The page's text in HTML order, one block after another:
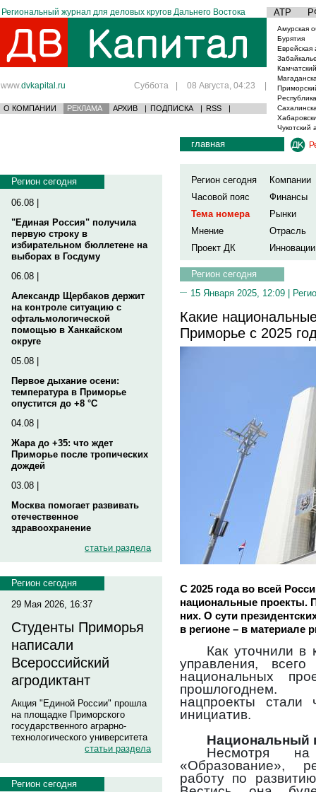
Региональный журнал для деловых кругов Дальнего Востока АТР
www.dvkapital.ru Суббота | 08 Августа, 04:23 |
О КОМПАНИИ РЕКЛАМА АРХИВ | ПОДПИСКА | RSS |
Амурская
Бурятия
Еврейская
Чукотский
Регион сегодня
06.08 |
"Единая Россия" получила
первую строку в
избирательном бюллетене на
выборах в Госдуму
06.08 |
Александр Щербаков держит
на контроле ситуацию с
офтальмологической
помощью в Ханкайском
округе
05.08 |
Первое дыхание осени:
температура в Приморье
опустится до +8 °C
04.08 |
Жара до +35: что ждет
Приморье после тропических
дождей
03.08 |
Москва помогает развивать
отечественное
здравоохранение
статьи раздела
Регион сегодня
29 Мая 2026, 16:37
Студенты Приморья
написали
Всероссийский
агродиктант
Акция "Единой России" прошла
на площадке Приморского
государственного аграрно-
технологического университета
статьи раздела
Регион сегодня
главная
Регион сегодня
Компании
Часовой пояс
Финансы
Тема номера
Рынки
Мнение
Отрасль
Проект ДК
Инновации
Регион сегодня
15 Января 2025, 12:09 |
Какие
Приморье с 2025
С 2025 года во всей
национальные проекты.
них. О сути
в регионе – в материале
Как уточнили в
управления,
национальных
прошлогоднем.
нацпроекты стали
инициатив.
Национальный
Несмотря на
«Образование»,
работу по